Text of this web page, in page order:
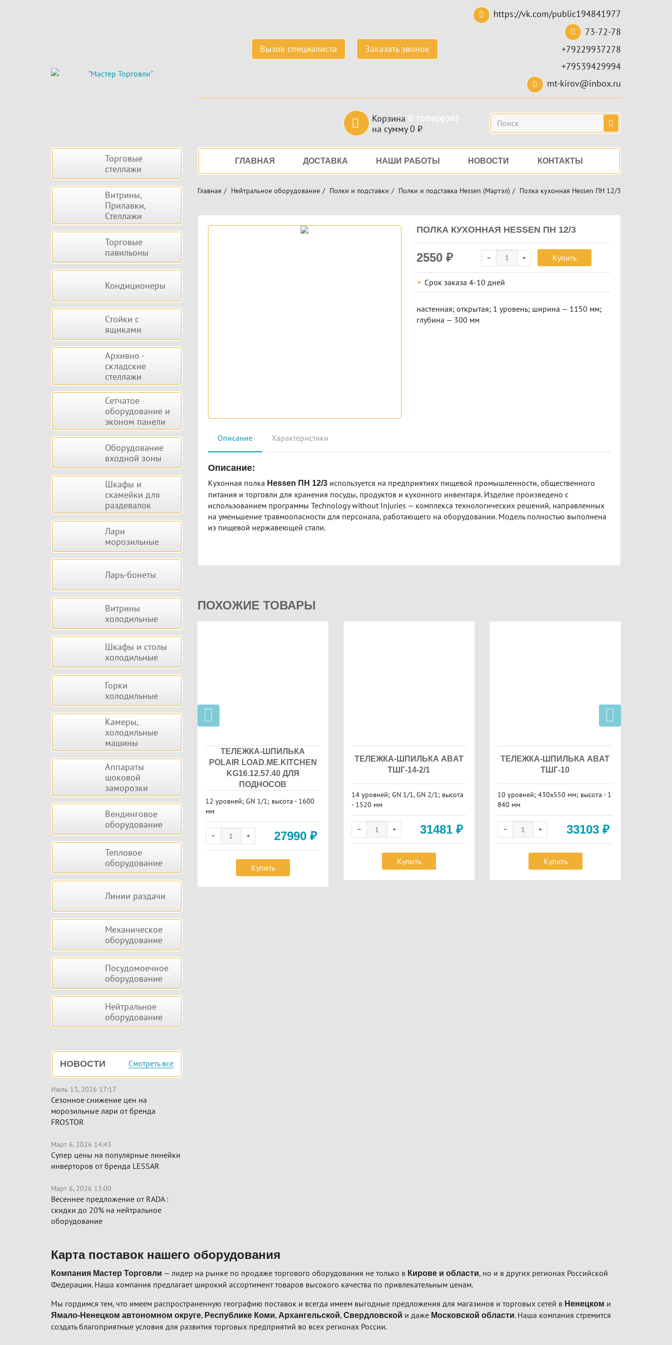
Вызов специалиста Заказать звонок
https://vk.com/public194841977
73-72-78
+79229937278
+79539429994
mt-kirov@inbox.ru
Корзина 0 товар(ов)
на сумму0 ₽
Поиск
НавигацияГЛАВНАЯ ДОСТАВКА НАШИ РАБОТЫ НОВОСТИ КОНТАКТЫ
Главная Нейтральное оборудование Полки и подставки Полки и подставка Hessen (Мартэл) Полка кухонная Hessen ПН 12/3
ПОЛКА КУХОННАЯ HESSEN ПН 12/3
2550₽ Купить
Срок заказа4-10 дней
настенная; открытая; 1 уровень; ширина — 1150 мм;
глубина — 300 мм
Описание Характеристики
Описание:
Кухонная полка Hessen ПН 12/3используется на предприятиях пищевой промышленности, общественного
питания и торговли для хранения посуды, продуктов и кухонного инвентаря. Изделие произведено с
использованием программы Technology without Injuries — комплекса технологических решений, направленных
на уменьшение травмоопасности для персонала, работающего на оборудовании. Модель полностью выполнена
из пищевой нержавеющей стали.
ПОХОЖИЕ ТОВАРЫ
ТЕЛЕЖКА-ШПИЛЬКА
POLAIR LOAD.ME.KITCHEN
KG16.12.57.40 ДЛЯ
ПОДНОСОВ
12 уровней; GN 1/1; высота - 1600
мм
27990 ₽
Купить
ТЕЛЕЖКА-ШПИЛЬКА ABAT
ТШГ-14-2/1
14 уровней; GN 1/1, GN 2/1; высота
- 1520 мм
31481₽
Купить
ТЕЛЕЖКА-ШПИЛЬКА ABAT
ТШГ-10
10 уровней; 430х550 мм; высота - 1
840 мм
33103 ₽
Купить
Боковая Торговые
стеллажи
Витрины,
Прилавки,
Стеллажи
Торговые
павильоны
Кондиционеры
Стойки с
ящиками
Архивно -
складские
стеллажи
Сетчатое
оборудование и
эконом панели
Оборудование
входной зоны
Шкафы и
скамейки для
раздевалок
Лари
морозильные
Ларь-бонеты
Витрины
холодильные
Шкафы и столы
холодильные
Горки
холодильные
Камеры,
холодильные
машины
Аппараты
шоковой
заморозки
Вендинговое
оборудование
Тепловое
оборудование
Линии раздачи
Механическое
оборудование
Посудомоечное
оборудование
Нейтральное
оборудование
НОВОСТИ Смотреть все
Июль 13, 2026 17:17
Сезонное снижение цен на
морозильные лари от бренда
FROSTOR
Март 6, 2026 14:43
Супер цены на популярные линейки
инверторов от бренда LESSAR
Март 6, 2026 13:00
Весеннее предложение от RADA :
скидки до 20% на нейтральное
оборудование
Карта поставок нашего оборудования
Компания Мастер Торговли — лидер на рынке по продаже торгового оборудования не только в Кирове и области, но и в других регионах Российской
Федерации. Наша компания предлагает широкий ассортимент товаров высокого качества по привлекательным ценам.
Мы гордимся тем, что имеем распространенную географию поставок и всегда имеем выгодные предложения для магазинов и торговых сетей в Ненецком и
Ямало-Ненецком автономном округе, Республике Коми, Архангельской, Свердловской и даже Московской области. Наша компания стремится
создать благоприятные условия для развития торговых предприятий во всех регионах России.